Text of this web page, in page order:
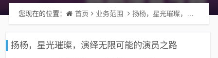
您现在的位置： 首页 业务范围 扬杨，星光璀璨，演绎无限可能的演员之路
扬杨，星光璀璨，演绎无限可能的演员之路